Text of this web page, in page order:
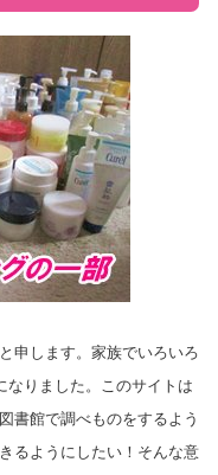
申します。家族でいろいろ
なりました。このサイトは
書館で調べものをするよう
るようにしたい！そんな意